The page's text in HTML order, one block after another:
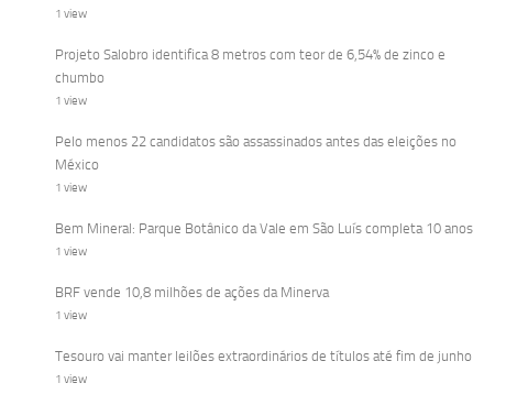
1 view
Projeto Salobro identifica 8 metros com teor de 6,54% de zinco e
chumbo
1 view
Pelo menos 22 candidatos são assassinados antes das eleições no
México
1 view
Bem Mineral: Parque Botânico da Vale em São Luís completa 10 anos
1 view
BRF vende 10,8 milhões de ações da Minerva
1 view
Tesouro vai manter leilões extraordinários de títulos até fim de junho
1 view